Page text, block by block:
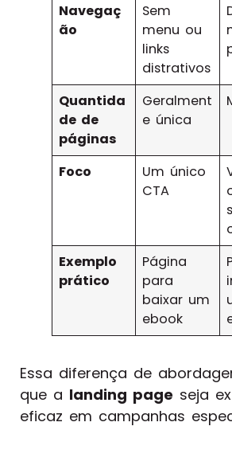
Navegaç
ão
Sem
menu ou
links
distrativos
Quantida
de de
páginas
Geralment
e única
Foco
Um único
CTA
Exemplo
prático
Página
para
baixar um
ebook
Essa diferença de
que a landing page seja
eficaz em campanhas